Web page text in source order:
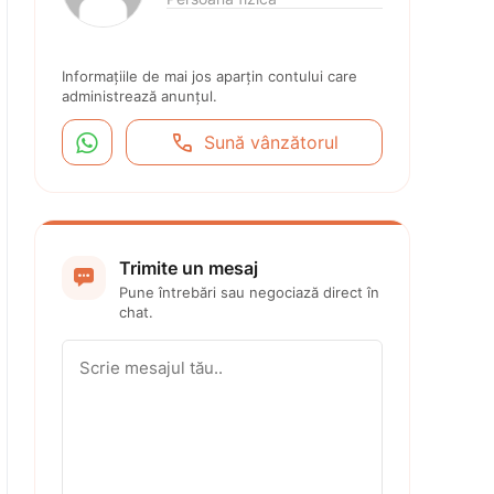
Informațiile de mai jos aparțin contului care
administrează anunțul.
  Sună vânzătorul
 Trimite un mesaj
Pune întrebări sau negociază direct în
chat.